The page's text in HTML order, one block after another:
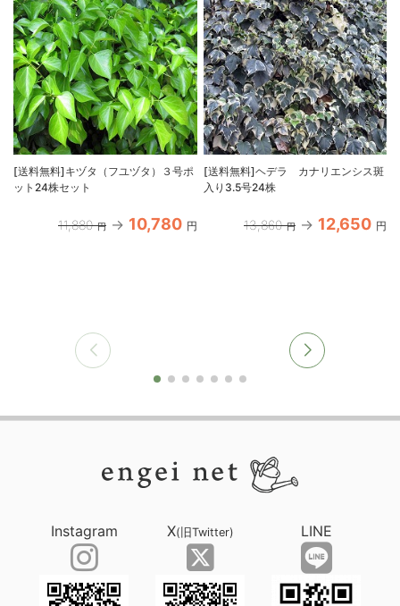
[送料無料]キヅタ（フユヅタ）３号ポ
ット24株セット
11,880 円 10,780 円
[送料無料]ヘデラ カナリエンシス斑
入り3.5号24株
13,860 円 12,650 円
Instagram X(旧Twitter) LINE